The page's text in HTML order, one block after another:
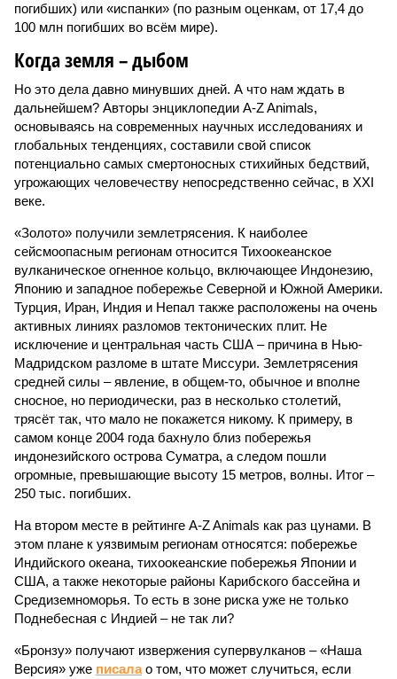
погибших) или «испанки» (по разным оценкам, от 17,4 до
100 млн погибших во всём мире).
Когда земля – дыбом
Но это дела давно минувших дней. А что нам ждать в
дальнейшем? Авторы энциклопедии A-Z Animals,
основываясь на современных научных исследованиях и
глобальных тенденциях, составили свой список
потенциально самых смертоносных стихийных бедствий,
угрожающих человечеству непосредственно сейчас, в XXI
веке.
«Золото» получили землетрясения. К наиболее
сейсмоопасным регионам относится Тихоокеанское
вулканическое огненное кольцо, включающее Индонезию,
Японию и западное побережье Северной и Южной Америки.
Турция, Иран, Индия и Непал также расположены на очень
активных линиях разломов тектонических плит. Не
исключение и центральная часть США – причина в Нью-
Мадридском разломе в штате Миссури. Землетрясения
средней силы – явление, в общем-то, обычное и вполне
сносное, но периодически, раз в несколько столетий,
трясёт так, что мало не покажется никому. К примеру, в
самом конце 2004 года бахнуло близ побережья
индонезийского острова Суматра, а следом пошли
огромные, превышающие высоту 15 метров, волны. Итог –
250 тыс. погибших.
На втором месте в рейтинге A-Z Animals как раз цунами. В
этом плане к уязвимым регионам относятся: побережье
Индийского океана, тихо­океанские побережья Японии и
США, а также некоторые районы Карибского бассейна и
Средиземноморья. То есть в зоне риска уже не только
Поднебесная с Индией – не так ли?
«Бронзу» получают извержения супервулканов – «Наша
Версия» уже писалао том, что может случиться, если